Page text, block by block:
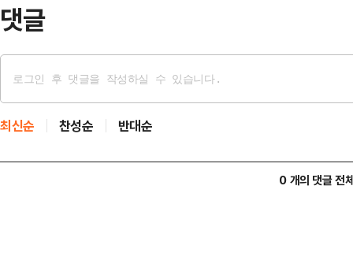
댓글
최신순 찬성순 반대순
0 개의 댓글 전